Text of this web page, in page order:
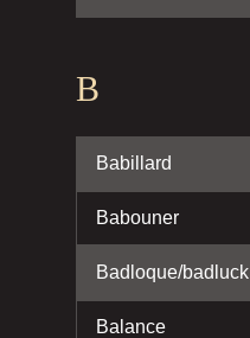
B
Babillard
Babouner
Badloque/badluck
Balance